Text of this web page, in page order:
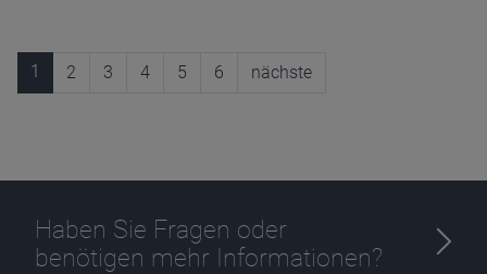
1 2 3 4 5 6 nächste
Haben Sie Fragen oder
benötigen mehr Informationen?